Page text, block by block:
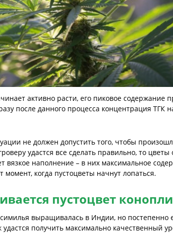
активно расти, его пиковое
после данного процесса концентрация ТГК
не должен допустить того, чтобы
удастся все сделать правильно, то
вязкое наполнение – в них максимальное
момент, когда пустоцветы начнут лопаться.
пустоцвет
выращивалась в Индии, но постепенно
удастся получить максимально